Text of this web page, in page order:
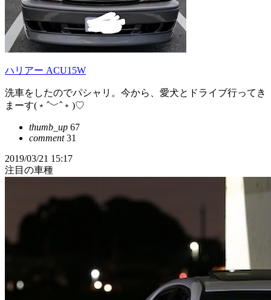
ハリアー ACU15W
洗車をしたのでパシャリ。今から、愛犬とドライブ行ってき
まーす(﹡ˆ﹀ˆ﹡)♡
thumb_up 67
comment31
2019/03/21 15:17
注目の車種